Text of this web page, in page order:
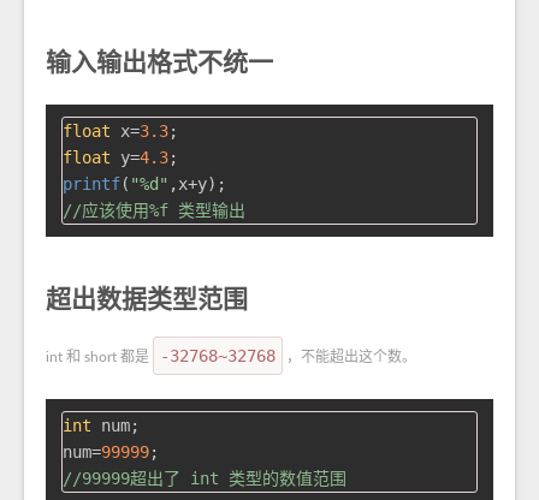
输入输出格式不统一
float x=3.3
float y=4.3
printf( "%d"
//应该使用%f 类型输出
超出数据类型范围
int 和 short 都是 -32768~32768 ，不能超出这个数。
int num;
num=99999
//99999超出了 int 类型的数值范围